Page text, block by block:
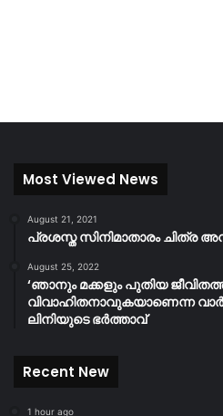
Most Viewed News
August 21, 2021
പ്രശസ്ത സിനിമാതാരം ചിത്ര
August 25, 2022
‘ഞാനും മക്കളും പുതിയ
വിവാഹിതനാവുകയാണെന്ന
ലിനിയുടെ ഭർത്താവ്
Recent New
1 hour ago